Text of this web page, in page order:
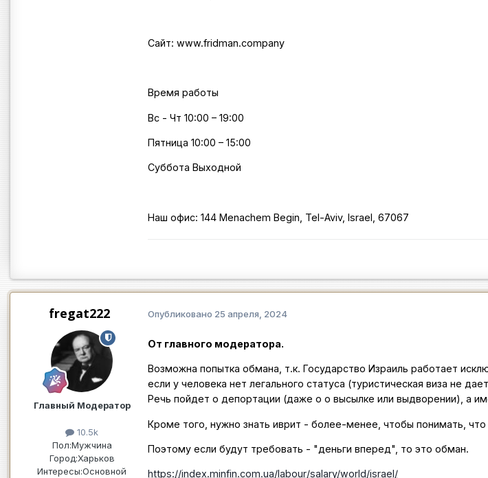
Сайт: www.fridman.company
Время работы
Вс - Чт 10:00 – 19:00
Пятница 10:00 – 15:00
Суббота Выходной
Наш офис: 144 Menachem Begin, Tel-Aviv, Israel, 67067
fregat222
Главный Модератор
10.5k
Пол:Мужчина
Город:Харьков
Интересы:Основной
Опубликовано 25 апреля, 2024
От главного модератора.
Возможна попытка обмана, т.к. Государство Израиль работает
если у человека нет легального статуса (туристическая виза не
Речь пойдет о депортации (даже о о высылке или выдворении), а
Кроме того, нужно знать иврит - более-менее, чтобы понимать,
Поэтому если будут требовать - "деньги вперед", то это обман.
https://index.minfin.com.ua/labour/salary/world/israel/